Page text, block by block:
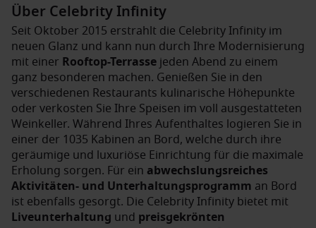
Über Celebrity Infinity
Seit Oktober 2015 erstrahlt die Celebrity Infinity im
neuen Glanz und kann nun durch Ihre Modernisierung
mit einer Rooftop-Terrasse jeden Abend zu einem
ganz besonderen machen. Genießen Sie in den
verschiedenen Restaurants kulinarische Höhepunkte
oder verkosten Sie Ihre Speisen im voll ausgestatteten
Weinkeller. Während Ihres Aufenthaltes logieren Sie in
einer der 1035 Kabinen an Bord, welche durch ihre
geräumige und luxuriöse Einrichtung für die maximale
Erholung sorgen. Für ein abwechslungsreiches
Aktivitäten- und Unterhaltungsprogramm an Bord
ist ebenfalls gesorgt. Die Celebrity Infinity bietet mit
Liveunterhaltung und preisgekrönten